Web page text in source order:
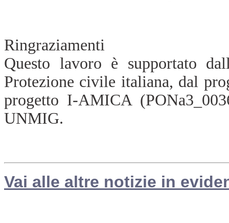
Ringraziamenti
Questo lavoro è supportato
Protezione civile italiana, dal
progetto I-AMICA
UNMIG.
Vai alle altre notizie in